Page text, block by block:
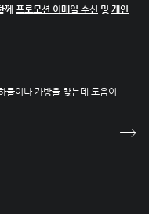
께 프로모션 이메일 수신 및 개인
이나 가방을 찾는데 도움이